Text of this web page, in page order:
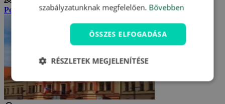
Podbabské sziklákszabályzatunknak megfelelően. Bővebben
ÖSSZES ELFOGADÁSA
RÉSZLETEK MEGJELENÍTÉSE